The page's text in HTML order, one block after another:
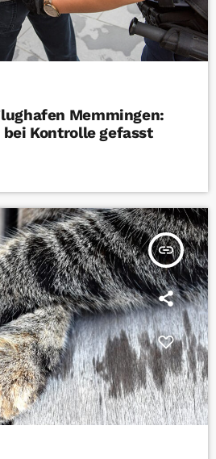
Memmingen:
Kontrolle gefasst
insert_link